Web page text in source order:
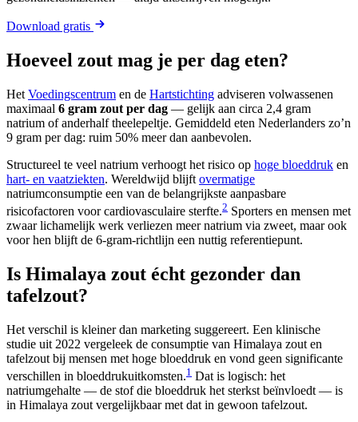
Download gratis
Hoeveel zout mag je per dag eten?
Het Voedingscentrum en de Hartstichting adviseren volwassenen
maximaal 6 gram zout per dag — gelijk aan circa 2,4 gram
natrium of anderhalf theelepeltje. Gemiddeld eten Nederlanders zo’n
9 gram per dag: ruim 50% meer dan aanbevolen.
Structureel te veel natrium verhoogt het risico op hoge bloeddruk en
hart- en vaatziekten. Wereldwijd blijft overmatige
natriumconsumptie een van de belangrijkste aanpasbare
risicofactoren voor cardiovasculaire sterfte.2 Sporters en mensen met
zwaar lichamelijk werk verliezen meer natrium via zweet, maar ook
voor hen blijft de 6-gram-richtlijn een nuttig referentiepunt.
Is Himalaya zout écht gezonder dan
tafelzout?
Het verschil is kleiner dan marketing suggereert. Een klinische
studie uit 2022 vergeleek de consumptie van Himalaya zout en
tafelzout bij mensen met hoge bloeddruk en vond geen significante
verschillen in bloeddrukuitkomsten.1 Dat is logisch: het
natriumgehalte — de stof die bloeddruk het sterkst beïnvloedt — is
in Himalaya zout vergelijkbaar met dat in gewoon tafelzout.